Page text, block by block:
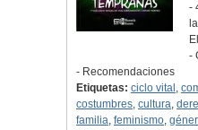
-
-
- Recomendaciones
Etiquetas: ciclo vital ,
costumbres, cultura,
familia, feminismo,